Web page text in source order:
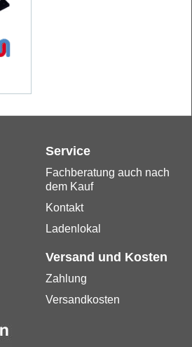
Service
Fachberatung auch nach
dem Kauf
Kontakt
Ladenlokal
Versand und Kosten
Zahlung
Versandkosten